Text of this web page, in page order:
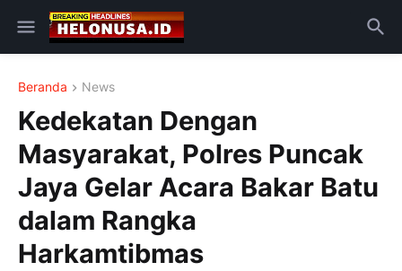
Beranda News
Kedekatan Dengan
Masyarakat, Polres Puncak
Jaya Gelar Acara Bakar Batu
dalam Rangka
Harkamtibmas